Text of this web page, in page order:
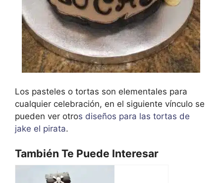
Los pasteles o tortas son elementales para
cualquier celebración, en el siguiente vínculo se
pueden ver otros diseños para las tortas de
jake el pirata.
También Te Puede Interesar